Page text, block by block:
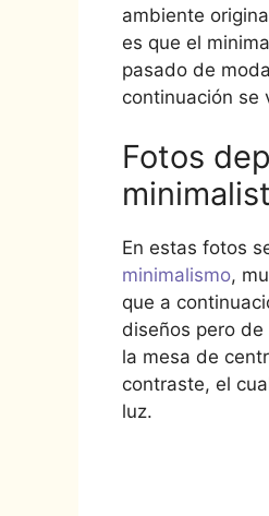
ambiente
es que el
pasado de
continuación se
Fotos
En estas fotos
minimalismo,
que a
diseños pero
la mesa de
contraste, el
luz.